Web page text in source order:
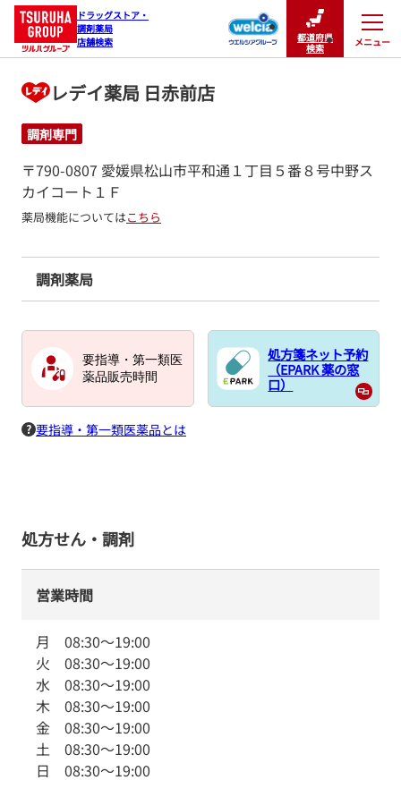
ドラッグストア・
調剤薬局
店舗検索
都道府県
検索
メニュー
閉じる
レデイ薬局 日赤前店
調剤専門
〒790-0807 愛媛県松山市平和通１丁目５番８号中野ス
カイコート１Ｆ
薬局機能についてはこちら
調剤薬局
要指導・第一類医
薬品販売時間
処方箋ネット予約
（EPARK 薬の窓
口）
要指導・第一類医薬品とは
処方せん・調剤
営業時間
月 08:30～19:00
火 08:30～19:00
水 08:30～19:00
木 08:30～19:00
金 08:30～19:00
土 08:30～19:00
日 08:30～19:00